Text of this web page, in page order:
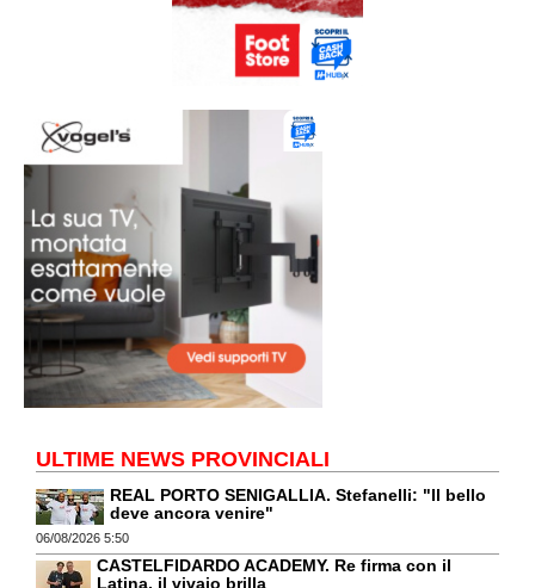
ULTIME NEWS PROVINCIALI
REAL PORTO SENIGALLIA. Stefanelli: "Il bello
deve ancora venire"
06/08/2026 5:50
CASTELFIDARDO ACADEMY. Re firma con il
Latina, il vivaio brilla